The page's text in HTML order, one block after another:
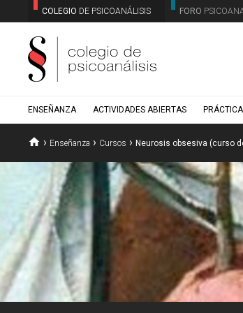
COLEGIO DE PSICOANÁLISIS FORO
ENSEÑANZA ACTIVIDADES ABIERTAS
home › Enseñanza › Cursos ›Neurosis obsesiva (curso